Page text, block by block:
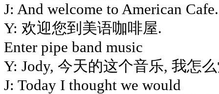
J: And welcome to American Cafe.
Y: 欢迎您到美语咖啡屋.
Enter pipe band music
Y: Jody, 今天的这个音乐, 我怎
J: Today I thought we would